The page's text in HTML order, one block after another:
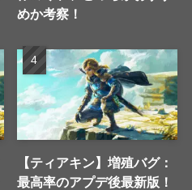
めか考察！
【ティアキン】増殖バグ：
最高率のアプデ後最新版！